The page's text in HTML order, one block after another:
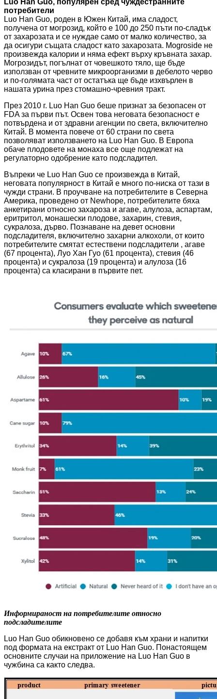
потребители
Luo Han Guo, роден в Южен Китай, има сладост,
получена от могрозид, който е 100 до 250 пъти по-сладък
от захарозата и се нуждае само от малко количество, за
да осигури същата сладост като захарозата. Mogroside не
произвежда калории и няма ефект върху кръвната захар.
Могрозидът, погълнат от човешкото тяло, ще бъде
използван от чревните микроорганизми в дебелото черво
и по-голямата част от остатъка ще бъде изхвърлен в
нашата урина през стомашно-чревния тракт.
През 2010 г. Luo Han Guo беше признат за безопасен от
FDA за първи път. Освен това неговата безопасност е
потвърдена и от здравни агенции по света, включително
Китай. В момента повече от 60 страни по света
позволяват използването на Luo Han Guo. В Европа
обаче плодовете на монаха все още подлежат на
регулаторно одобрение като подсладител.
Въпреки че Luo Han Guo се произвежда в Китай,
неговата популярност в Китай е много по-ниска от тази в
чужди страни. В проучване на потребителите в Северна
Америка, проведено от Newhope, потребителите бяха
анкетирани относно захароза и агаве, алулоза, аспартам,
еритритол, монашески плодове, захарин, стевия,
сукралоза, дърво. Познаване на девет основни
подсладителя, включително захарни алкохоли, от които
потребителите смятат естествени подсладители , агаве
(67 процента), Луо Хан Гуо (61 процента), стевия (46
процента) и сукралоза (19 процента) и алулоза (16
процента) са класирани в първите пет.
Информираност на потребителите относно
подсладителите
Luo Han Guo обикновено се добавя към храни и напитки
под формата на екстракт от Luo Han Guo. Понастоящем
основните случаи на приложение на Luo Han Guo в
чужбина са както следва.